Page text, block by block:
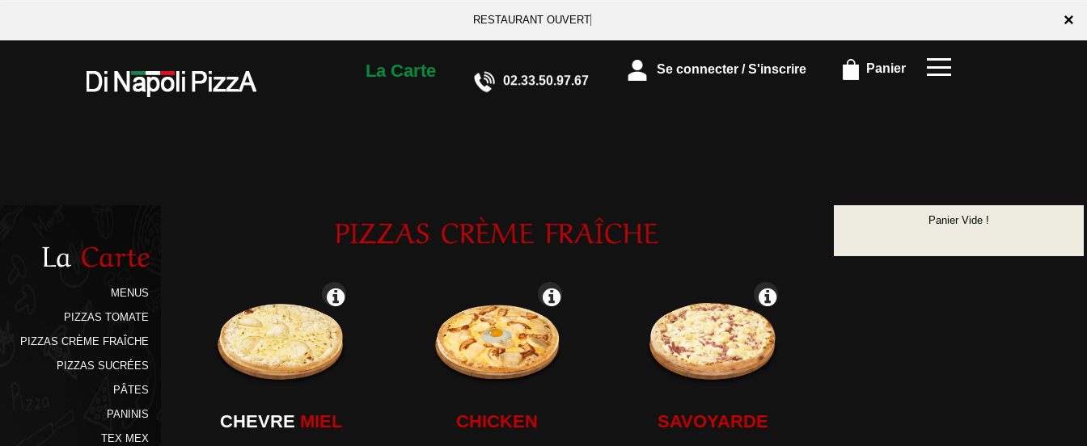
×
RESTAURANT OUVERT
La Carte Se connecter / S'inscrire Panier
×
La Carte
MENUS
PIZZAS TOMATE
PIZZAS CRÈME FRAÎCHE
PIZZAS SUCRÉES
PÂTES
PANINIS
TEX MEX
PIZZAS CRÈME FRAÎCHE
CHEVRE MIEL CHICKEN SAVOYARDE
Panier Vide !